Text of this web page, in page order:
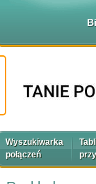
Wyszukiwarka
połączeń